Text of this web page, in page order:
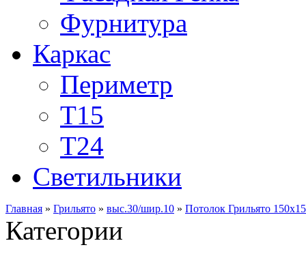
Фурнитура
Каркас
Периметр
Т15
Т24
Светильники
Главная » Грильято » выс.30/шир.10 » Потолок Грильято
Категории